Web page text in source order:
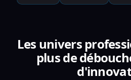
Les univers
plus de